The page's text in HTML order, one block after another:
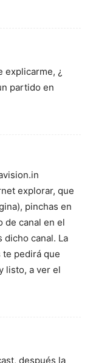
explicarme, ¿
partido en
explorar, que
pinchas en
de canal en el
dicho canal. La
te pedirá que
listo, a ver el
después la